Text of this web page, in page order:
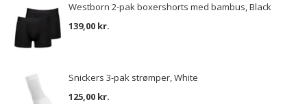
Westborn 2-pak boxershorts med bambus, Black
139,00 kr.
Snickers 3-pak strømper, White
125,00 kr.